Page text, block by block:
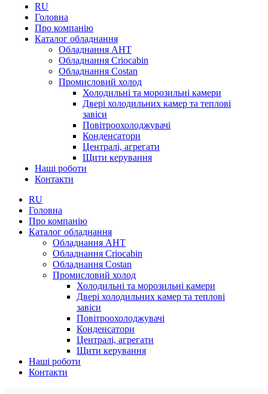
RU
Головна
Про компанію
Каталог обладнання
Обладнання AHT
Обладнання Criocabin
Обладнання Costan
Промисловий холод
Холодильні та морозильні камери
Двері холодильних камер та теплові
завіси
Повітроохолоджувачі
Конденсатори
Централі, агрегати
Щити керування
Наші роботи
Контакти
RU
Головна
Про компанію
Каталог обладнання
Обладнання AHT
Обладнання Criocabin
Обладнання Costan
Промисловий холод
Холодильні та морозильні камери
Двері холодильних камер та теплові
завіси
Повітроохолоджувачі
Конденсатори
Централі, агрегати
Щити керування
Наші роботи
Контакти